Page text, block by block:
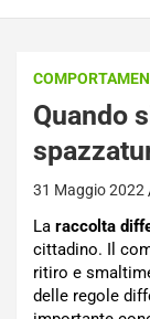
Quando
31 Maggio 2022
La raccolta
cittadino. Il
ritiro e
delle regole